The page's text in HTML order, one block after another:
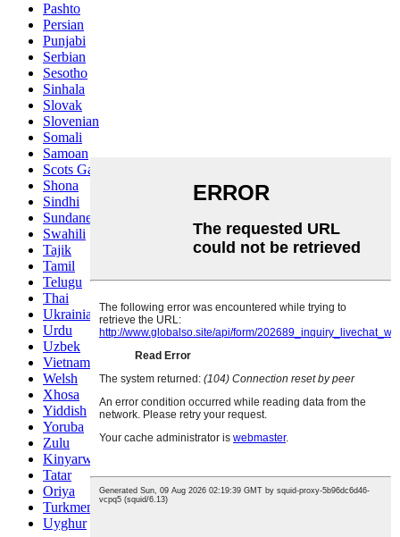
Pashto
Persian
Punjabi
Serbian
Sesotho
Sinhala
Slovak
Slovenian
Somali
Samoan
Scots Gaelic
Shona
Sindhi
Sundanese
Swahili
Tajik
Tamil
Telugu
Thai
Ukrainian
Urdu
Uzbek
Vietnamese
Welsh
Xhosa
Yiddish
Yoruba
Zulu
Kinyarwanda
Tatar
Oriya
Turkmen
Uyghur